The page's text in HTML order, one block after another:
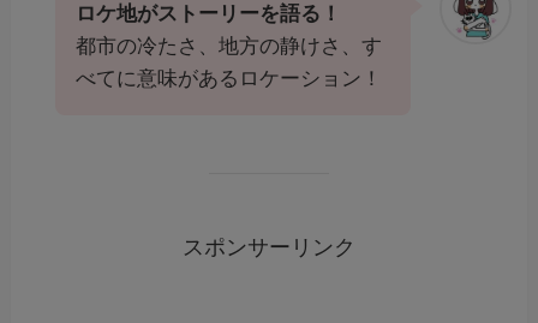
ロケ地がストーリーを語る！
都市の冷たさ、地方の静けさ、す
べてに意味があるロケーション！
スポンサーリンク